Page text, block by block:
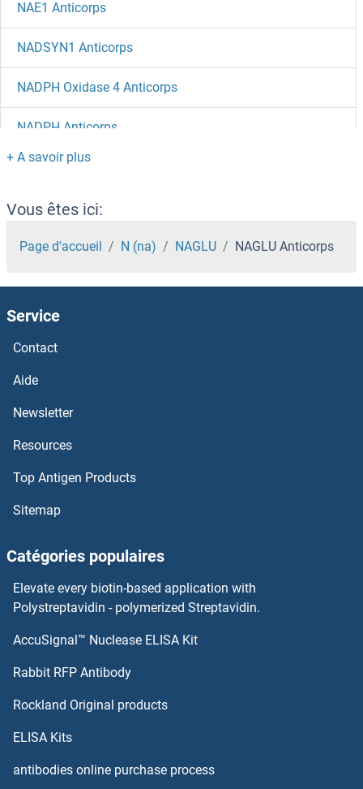
NAE1 Anticorps
NADSYN1 Anticorps
NADPH Oxidase 4 Anticorps
NADPH Anticorps
NADK2 Anticorps
NADK Anticorps
NAD-ME Anticorps
NACAD Anticorps
NACA2 Anticorps
NAC1 Anticorps
NAB2 Anticorps
NAB1 Anticorps
NAALADL1 Anticorps
NAALAD2 Anticorps
NAAA Anticorps
NAIF1 Anticorps
Vous êtes ici:
Page d'accueil N (na) NAGLU NAGLU Anticorps
Service
Contact
Aide
Newsletter
Resources
Top Antigen Products
Sitemap
Catégories populaires
Elevate every biotin-based application with
Polystreptavidin - polymerized Streptavidin.
AccuSignal™ Nuclease ELISA Kit
Rabbit RFP Antibody
Rockland Original products
ELISA Kits
antibodies online purchase process